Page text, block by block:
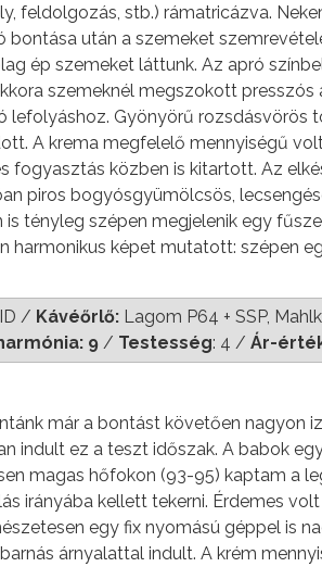
feldolgozás, stb.) rámatricázva.
bontása után a szemeket
ép szemeket láttunk. Az apró
szemeknél megszokott
lefolyáshoz. Gyönyörű rozsdásvörös
A krema megfelelő mennyiségű
fogyasztás közben is kitartott. Az
piros bogyósgyümölcsös,
tényleg szépen megjelenik egy
harmonikus képet mutatott: szépen
/ Kávéőrlő: Lagom P64 + SSP,
9 / Testesség: 4 / Ár-
már a bontást követően nagyon
indult ez a teszt időszak. A babok
magas hőfokon (93-95) kaptam a
irányába kellett tekerni. Érdemes
egy fix nyomású géppel is
árnyalattal indult. A krém